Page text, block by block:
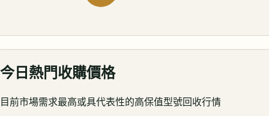
今日熱門收購價格
目前市場需求最高或具代表性的高保值型號回收行情